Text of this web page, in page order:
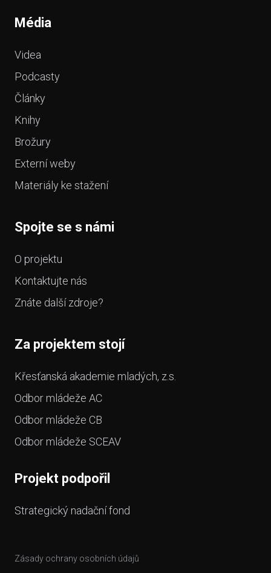
Média
Videa
Podcasty
Články
Knihy
Brožury
Externí weby
Materiály ke stažení
Spojte se s námi
O projektu
Kontaktujte nás
Znáte další zdroje?
Za projektem stojí
Křesťanská akademie mladých, z.s.
Odbor mládeže AC
Odbor mládeže CB
Odbor mládeže SCEAV
Projekt podpořil
Strategický nadační fond
Zásady ochrany osobních údajů